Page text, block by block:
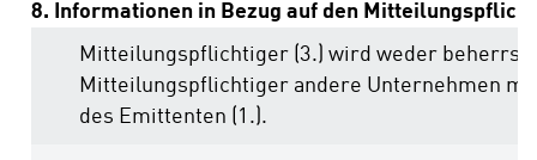
8. Informationen in Bezug auf den
Mitteilungspflichtiger (3.) wird weder
Mitteilungspflichtiger andere Unternehmen
des Emittenten (1.).